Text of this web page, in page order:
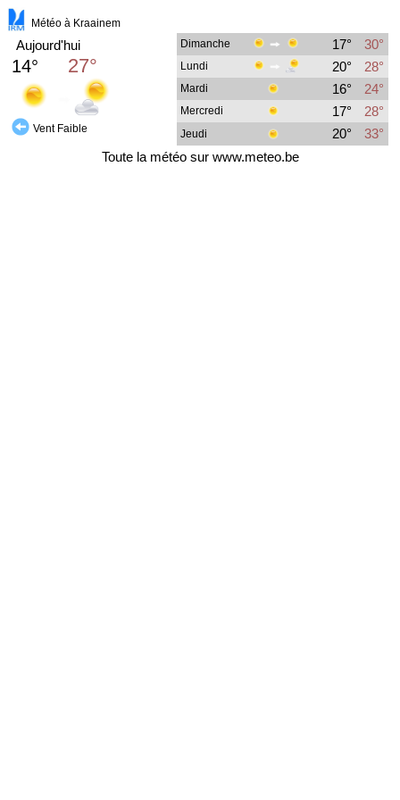
Météo à Kraainem
Aujourd'hui
14° 27°
Vent Faible
Dimanche 17° 30°
Lundi 20° 28°
Mardi 16° 24°
Mercredi 17° 28°
Jeudi 20°
33°
Toute la météosur www.meteo.be